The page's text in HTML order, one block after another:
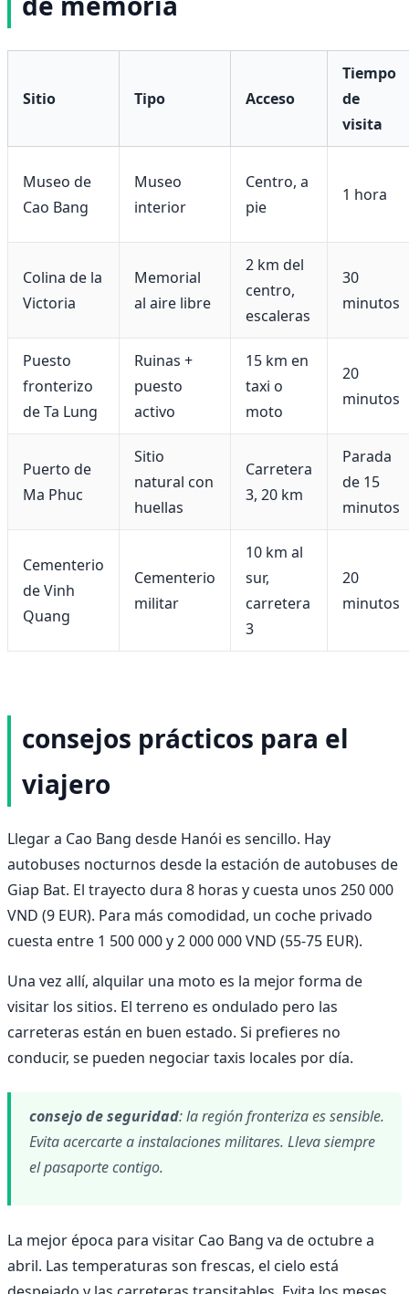
Sitio Tipo Acceso
Tiempo
de
visita
Museo de
Cao Bang
Museo
interior
Centro, a
pie
1 hora
Colina de la
Victoria
Memorial
al aire libre
2 km del
centro,
escaleras
30
minutos
Puesto
fronterizo
de Ta Lung
Ruinas +
puesto
activo
15 km en
taxi o
moto
20
minutos
Puerto de
Ma Phuc
Sitio
natural con
huellas
Carretera
3, 20 km
Parada
de 15
minutos
Cementerio
de Vinh
Quang
Cementerio
militar
10 km al
sur,
carretera
3
20
minutos
consejos prácticos para el
viajero
Llegar a Cao Bang desde Hanói es sencillo. Hay
autobuses nocturnos desde la estación de autobuses de
Giap Bat. El trayecto dura 8 horas y cuesta unos 250 000
VND (9 EUR). Para más comodidad, un coche privado
cuesta entre 1 500 000 y 2 000 000 VND (55-75 EUR).
Una vez allí, alquilar una moto es la mejor forma de
visitar los sitios. El terreno es ondulado pero las
carreteras están en buen estado. Si prefieres no
conducir, se pueden negociar taxis locales por día.
consejo de seguridad: la región fronteriza es sensible.
Evita acercarte a instalaciones militares. Lleva siempre
el pasaporte contigo.
La mejor época para visitar Cao Bang va de octubre a
abril. Las temperaturas son frescas, el cielo está